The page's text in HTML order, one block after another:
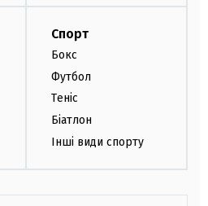
Спорт
Бокс
Футбол
Теніс
Біатлон
Інші види спорту